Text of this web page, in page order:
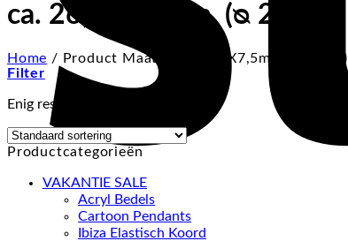
ca. 26,5X7,5mm, (ᴓ 2mm)
Home / Product Maat
ca. 26,5X7,5mm, (ᴓ 2mm)
Filter
Enig resultaat
Productcategorieën
VAKANTIE SALE
Acryl Bedels
Cartoon Pendants
Ibiza Elastisch Koord